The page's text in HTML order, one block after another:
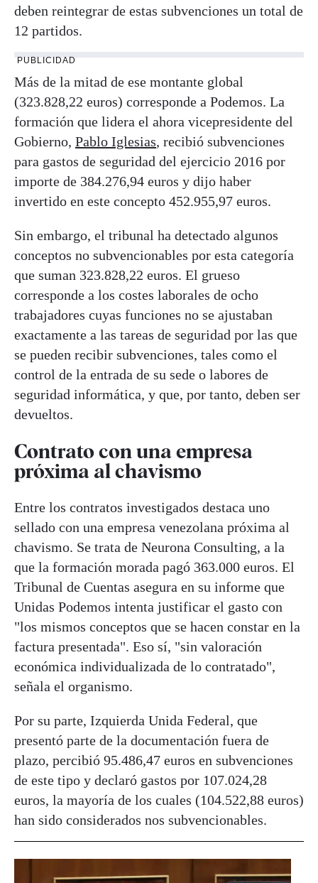
deben reintegrar de estas subvenciones un total de
12 partidos.
PUBLICIDAD
Más de la mitad de ese montante global
(323.828,22 euros) corresponde a Podemos. La
formación que lidera el ahora vicepresidente del
Gobierno, Pablo Iglesias, recibió subvenciones
para gastos de seguridad del ejercicio 2016 por
importe de 384.276,94 euros y dijo haber
invertido en este concepto 452.955,97 euros.
Sin embargo, el tribunal ha detectado algunos
conceptos no subvencionables por esta categoría
que suman 323.828,22 euros. El grueso
corresponde a los costes laborales de ocho
trabajadores cuyas funciones no se ajustaban
exactamente a las tareas de seguridad por las que
se pueden recibir subvenciones, tales como el
control de la entrada de su sede o labores de
seguridad informática, y que, por tanto, deben ser
devueltos.
Contrato con una empresa
próxima al chavismo
Entre los contratos investigados destaca uno
sellado con una empresa venezolana próxima al
chavismo. Se trata de Neurona Consulting, a la
que la formación morada pagó 363.000 euros. El
Tribunal de Cuentas asegura en su informe que
Unidas Podemos intenta justificar el gasto con
"los mismos conceptos que se hacen constar en la
factura presentada". Eso sí, "sin valoración
económica individualizada de lo contratado",
señala el organismo.
Por su parte, Izquierda Unida Federal, que
presentó parte de la documentación fuera de
plazo, percibió 95.486,47 euros en subvenciones
de este tipo y declaró gastos por 107.024,28
euros, la mayoría de los cuales (104.522,88 euros)
han sido considerados nos subvencionables.